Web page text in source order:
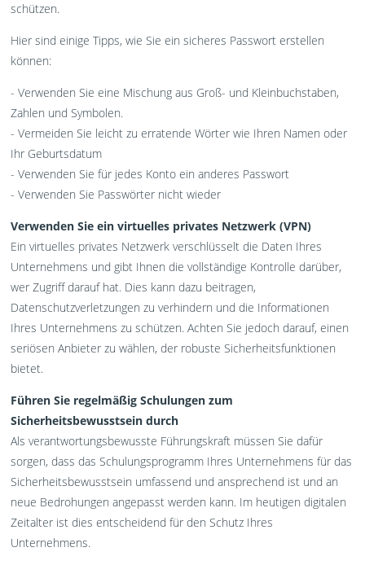
schützen.
Hier sind einige Tipps, wie Sie ein sicheres Passwort erstellen
können:
- Verwenden Sie eine Mischung aus Groß- und Kleinbuchstaben,
Zahlen und Symbolen.
- Vermeiden Sie leicht zu erratende Wörter wie Ihren Namen oder
Ihr Geburtsdatum
- Verwenden Sie für jedes Konto ein anderes Passwort
- Verwenden Sie Passwörter nicht wieder
Verwenden Sie ein virtuelles privates Netzwerk (VPN)
Ein virtuelles privates Netzwerk verschlüsselt die Daten Ihres
Unternehmens und gibt Ihnen die vollständige Kontrolle darüber,
wer Zugriff darauf hat. Dies kann dazu beitragen,
Datenschutzverletzungen zu verhindern und die Informationen
Ihres Unternehmens zu schützen. Achten Sie jedoch darauf, einen
seriösen Anbieter zu wählen, der robuste Sicherheitsfunktionen
bietet.
Führen Sie regelmäßig Schulungen zum
Sicherheitsbewusstsein durch
Als verantwortungsbewusste Führungskraft müssen Sie dafür
sorgen, dass das Schulungsprogramm Ihres Unternehmens für das
Sicherheitsbewusstsein umfassend und ansprechend ist und an
neue Bedrohungen angepasst werden kann. Im heutigen digitalen
Zeitalter ist dies entscheidend für den Schutz Ihres
Unternehmens.